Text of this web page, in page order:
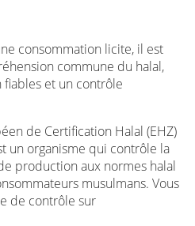
consommation licite, il est
commune du halal,
et un contrôle
de Certification Halal (EHZ)
un organisme qui contrôle la
production aux normes halal
musulmans. Vous
de contrôle sur